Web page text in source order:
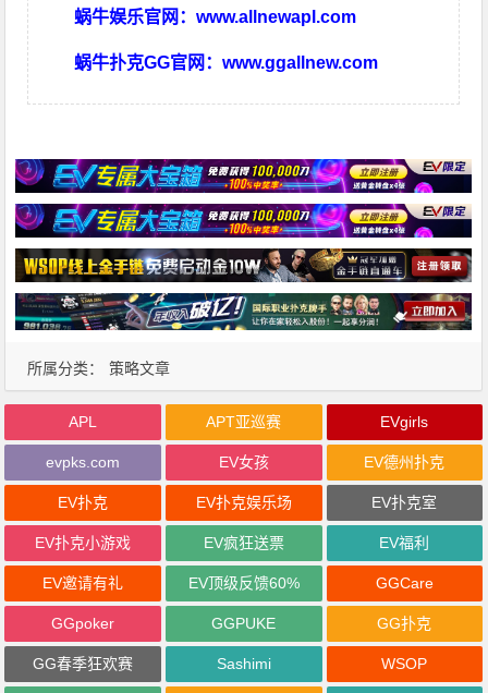
蜗牛娱乐官网：www.allnewapl.com
蜗牛扑克GG官网：www.ggallnew.com
所属分类： 策略文章
APL APT亚巡赛 EVgirls
evpks.com EV女孩 EV德州扑克
EV扑克 EV扑克娱乐场 EV扑克室
EV扑克小游戏 EV疯狂送票 EV福利
EV邀请有礼 EV顶级反馈60% GGCare
GGpoker GGPUKE GG扑克
GG春季狂欢赛 Sashimi WSOP